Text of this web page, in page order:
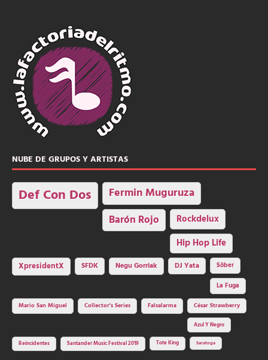
NUBE DE GRUPOS Y ARTISTAS
Def Con Dos Fermin Muguruza
Barón Rojo Rockdelux
Hip Hop Life
XpresidentX SFDK Negu Gorriak DJ Yata
Sôber
La Fuga
Mario San Miguel
Collector's Series Falsalarma César Strawberry
Azul Y Negro
Reincidentes Santander Music Festival 2019 Tote King Saratoga